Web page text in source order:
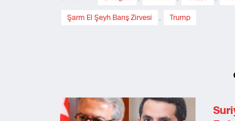
Şarm El Şeyh Barış Zirvesi , Trump